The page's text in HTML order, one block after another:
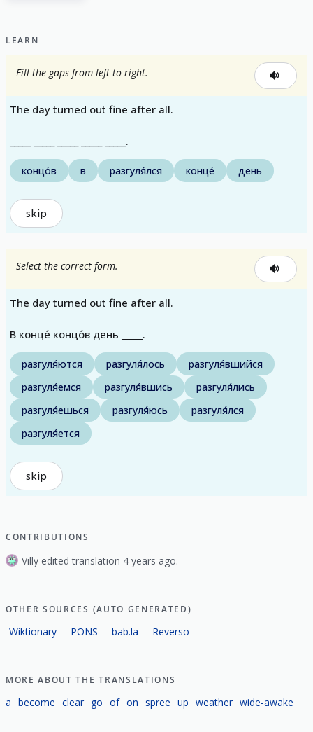
LEARN
Fill the gaps from left to right.
The day turned out fine after all.
_____ _____ _____ _____ _____.
концо́в в разгуля́лся конце́ день
skip
Select the correct form.
The day turned out fine after all.
В конце́ концо́в день _____.
разгуля́ются разгуля́лось
разгуля́вшийся
разгуля́емся
разгуля́вшись
разгуля́лись
разгуля́ешься
разгуля́юсь
разгуля́лся
разгуля́ется
skip
CONTRIBUTIONS
Villy edited translation 4 years ago.
OTHER SOURCES (AUTO GENERATED)
Wiktionary PONS bab.la Reverso
MORE ABOUT THE TRANSLATIONS
a become clear go of on spree up weather wide-awake